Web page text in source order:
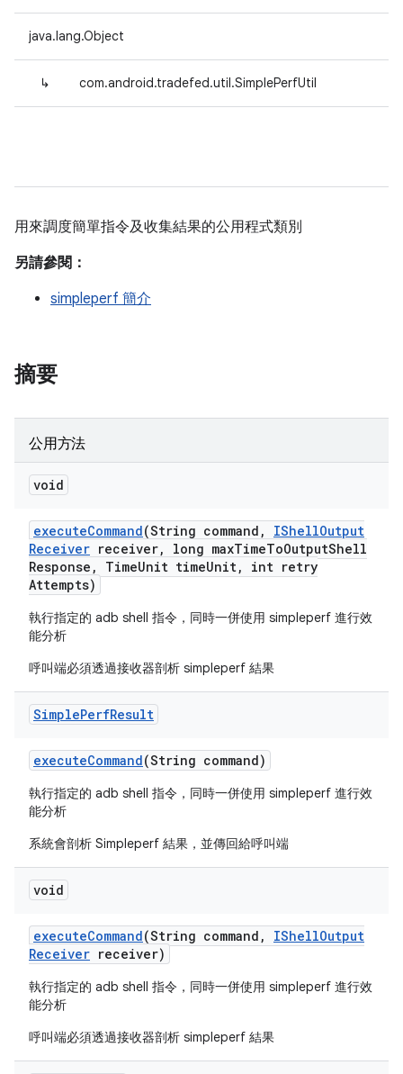
java.lang.Object
↳ com.android.tradefed.util.SimplePerfUtil
用來調度簡單指令及收集結果的公用程式類別
另請參閱：
simpleperf 簡介
摘要
公用方法
void
executeCommand(String command , IShellOutput
Receiver receiver, long maxTimeToOutputShell
Response , TimeUnit timeUnit,
int retry
Attempts)
執行指定的 adb shell 指令，同時一併使用 simpleperf 進行效
能分析
呼叫端必須透過接收器剖析 simpleperf 結果
SimplePerfResult
executeCommand(String command)
執行指定的 adb shell 指令，同時一併使用 simpleperf 進行效
能分析
系統會剖析 Simpleperf 結果，並傳回給呼叫端
void
executeCommand(String command , IShellOutput
Receiver receiver)
執行指定的 adb shell 指令，同時一併使用 simpleperf 進行效
能分析
呼叫端必須透過接收器剖析 simpleperf 結果